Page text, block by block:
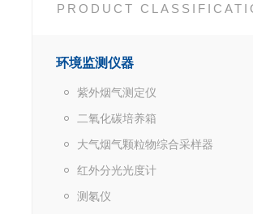
PRODUCT
环境监测仪器
紫外烟气测定仪
二氧化碳培养箱
大气烟气颗粒物综合采样器
红外分光光度计
测氡仪